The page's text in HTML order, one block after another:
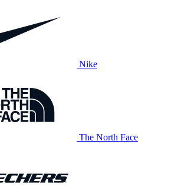
Nike
The North Face